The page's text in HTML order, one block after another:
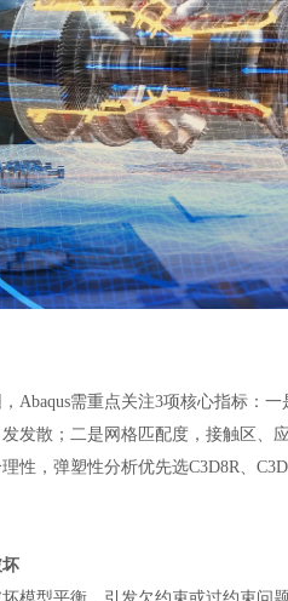
Abaqus需重点关注3项核心指标：
发散；二是网格匹配度，接触区
性，弹塑性分析优先选C3D8R、